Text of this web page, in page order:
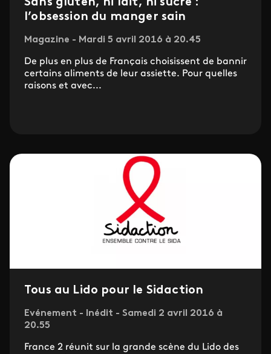
Sans gluten, ni lait, ni sucre :
l’obsession du manger sain
Magazine - Mardi 5 avril 2016 à 20.45
De plus en plus de Français choisissent de bannir
certains aliments de leur assiette. Pour quelles
raisons et avec...
Tous au Lido pour le Sidaction
Evénement - Inédit - Samedi 2 avril 2016 à
20.55
France 2 réunit sur la grande scène du Lido des